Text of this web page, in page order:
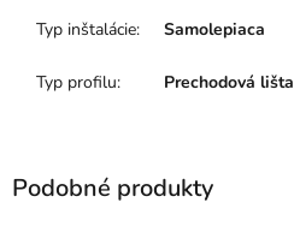
Typ inštalácie: Samolepiaca
Typ profilu: Prechodová lišta